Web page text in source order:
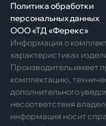
Политика обработки
персональных данных
ООО «ТД «Ферекс»
Информация о
характеристиках
Производитель имеет
комплектацию,
дополнительного
несоответствия
информация носит